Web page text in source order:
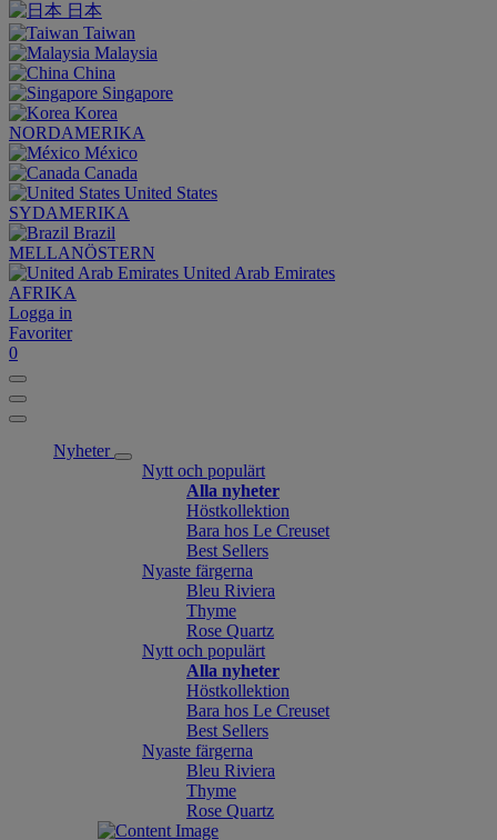
日本
Taiwan
Malaysia
China
Singapore
Korea
NORDAMERIKA
México
Canada
United States
SYDAMERIKA
Brazil
MELLANÖSTERN
United Arab Emirates
AFRIKA
Logga in
Favoriter
0
Nyheter
Nytt och populärt
Alla nyheter
Höstkollektion
Bara hos Le Creuset
Best Sellers
Nyaste färgerna
Bleu Riviera
Thyme
Rose Quartz
Nytt och populärt
Alla nyheter
Höstkollektion
Bara hos Le Creuset
Best Sellers
Nyaste färgerna
Bleu Riviera
Thyme
Rose Quartz